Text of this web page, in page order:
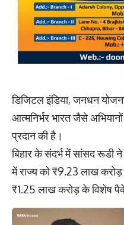
डिजिटल इंडिया, जनधन
आत्मनिर्भर भारत जैसे
प्रदान की है।
बिहार के संदर्भ में सांसद रूडी
में राज्य को ₹9.23 लाख
₹1.25 लाख करोड़ के विशेष